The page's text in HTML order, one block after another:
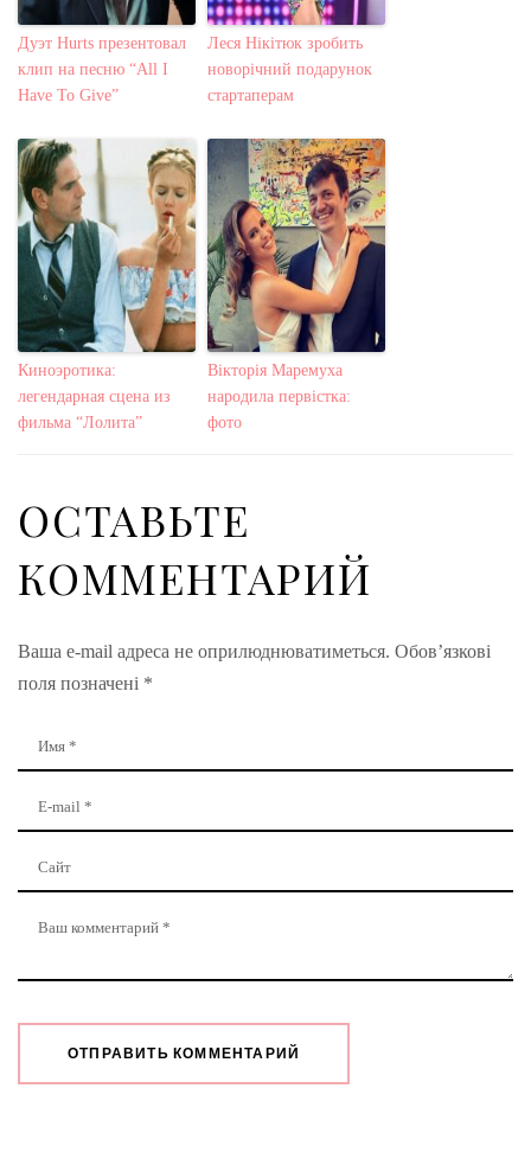
Дуэт Hurts презентовал
клип на песню “All I
Have To Give”
Леся Нікітюк зробить
новорічний подарунок
стартаперам
Киноэротика:
легендарная сцена из
фильма “Лолита”
Вікторія Маремуха
народила первістка:
фото
ОСТАВЬТЕ
КОММЕНТАРИЙ
Ваша e-mail адреса не оприлюднюватиметься. Обов’язкові
поля позначені *